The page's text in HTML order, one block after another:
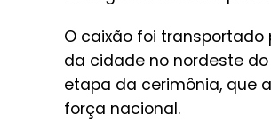
O caixão foi transportado
da cidade no nordeste
etapa da cerimônia, que
força nacional.